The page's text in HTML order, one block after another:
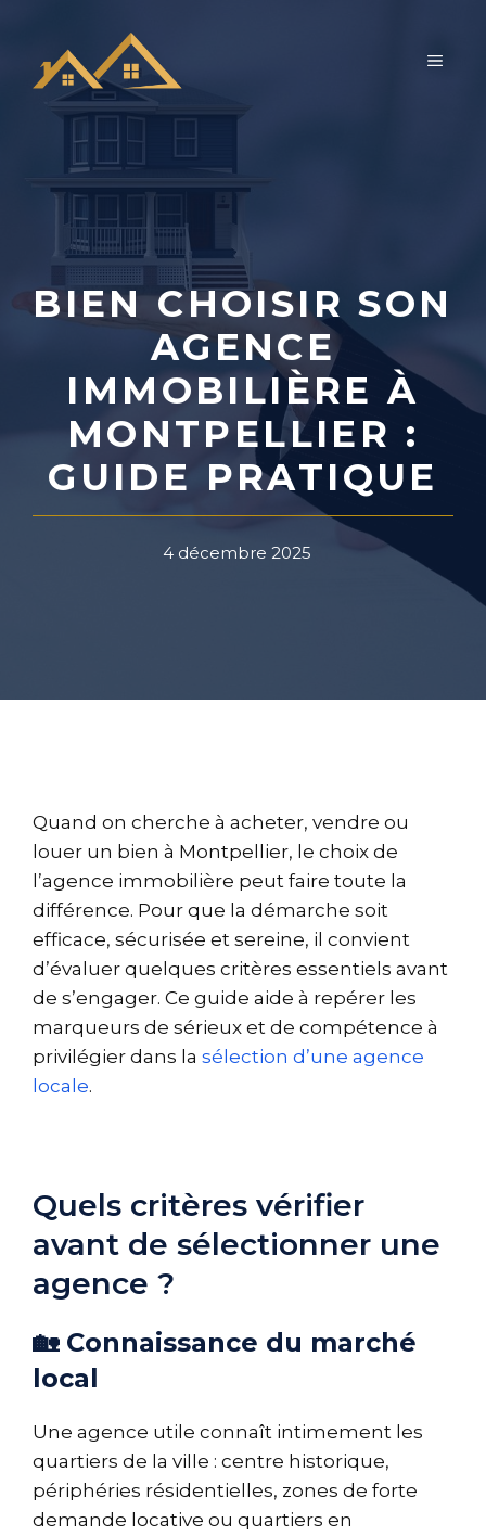
contenu
BIEN CHOISIR SON
AGENCE
IMMOBILIÈRE À
MONTPELLIER :
GUIDE PRATIQUE
4 décembre 2025
Quand on cherche à acheter, vendre ou
louer un bien à Montpellier, le choix de
l’agence immobilière peut faire toute la
différence. Pour que la démarche soit
efficace, sécurisée et sereine, il convient
d’évaluer quelques critères essentiels avant
de s’engager. Ce guide aide à repérer les
marqueurs de sérieux et de compétence à
privilégier dans la sélection d’une agence
locale.
Quels critères vérifier
avant de sélectionner une
agence ?
🏡 Connaissance du marché
local
Une agence utile connaît intimement les
quartiers de la ville : centre historique,
périphéries résidentielles, zones de forte
demande locative ou quartiers en